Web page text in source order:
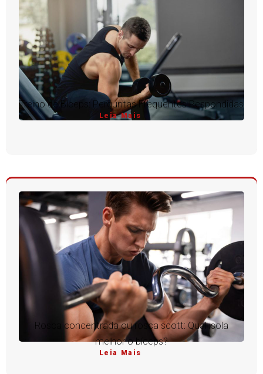
Treino de Bíceps: Perguntas Frequentes Respondidas
Leia Mais
Rosca concentrada ou rosca scott: Qual isola
melhor o bíceps?
Leia Mais